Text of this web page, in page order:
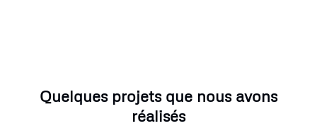
Quelques projets que nous avons
réalisés